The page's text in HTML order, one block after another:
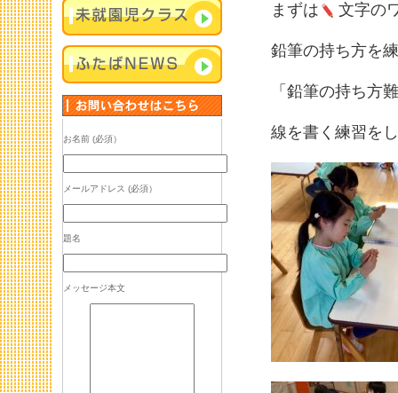
まずは 文字の
鉛筆の持ち方を
「鉛筆の持ち方
線を書く練習を
お名前 (必須）
メールアドレス (必須）
題名
メッセージ本文